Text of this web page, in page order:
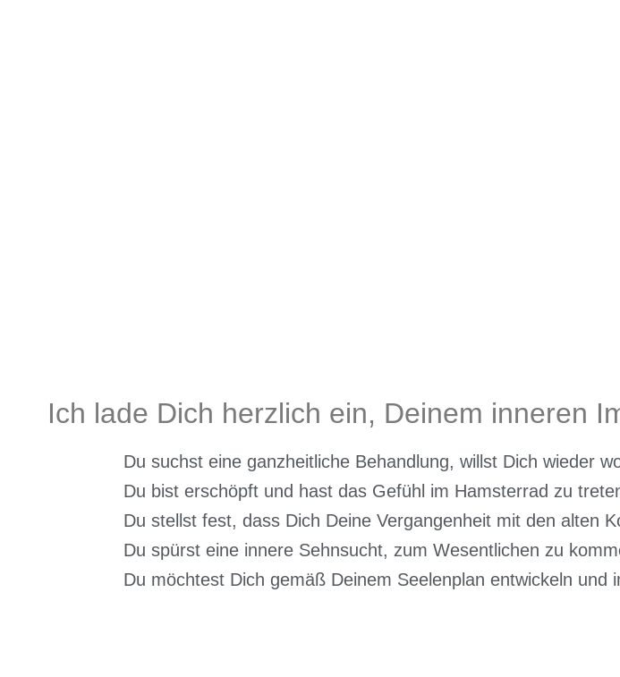
Ich lade Dich herzlich ein, Deinem inneren
Du suchst eine ganzheitliche Behandlung, willst Dich wieder
Du bist erschöpft und hast das Gefühl im Hamsterrad zu
Du stellst fest, dass Dich Deine Vergangenheit mit den alten
Du spürst eine innere Sehnsucht, zum Wesentlichen zu
Du möchtest Dich gemäß Deinem Seelenplan entwickeln und